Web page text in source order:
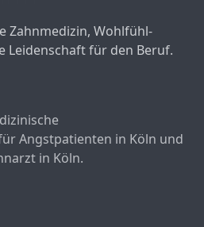
Zahnmedizin, Wohlfühl-
Leidenschaft für den Beruf.
Angstpatienten in Köln und
in Köln.